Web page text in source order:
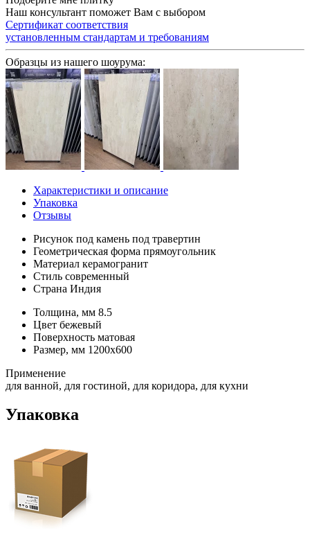
Наш консультант поможет Вам с выбором
Сертификат соответствия
установленным стандартам и требованиям
Образцы из нашего шоурума:
Характеристики и описание
Упаковка
Отзывы
Рисунок под камень под травертин
Геометрическая форма прямоугольник
Материал керамогранит
Стиль современный
Страна Индия
Толщина, мм 8.5
Цвет бежевый
Поверхность матовая
Размер, мм 1200х600
Применение
для ванной, для гостиной, для коридора, для кухни
Упаковка